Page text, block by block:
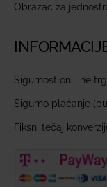
Obrazac za
Sigurnost on-line
Sigurno plaćanje
Fiksni tečaj